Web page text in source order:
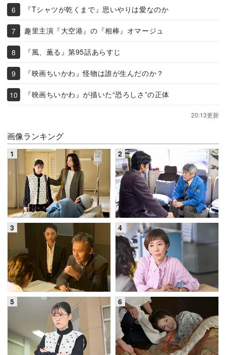
『Tシャツが乾くまで』思いやりは愛なのか
趣里主演『大空港』の『相棒』オマージュ
『風、薫る』第95話あらすじ
『映画ちいかわ』怪物は誰が生んだのか？
『映画ちいかわ』が描いた“恐ろしさ”の正体
20:13更新
画像ランキング